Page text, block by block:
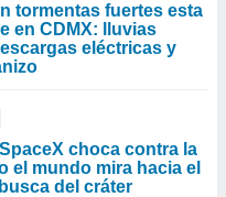
tormentas fuertes esta
en CDMX: lluvias
eléctricas y
choca contra la
el mundo mira hacia el
del cráter